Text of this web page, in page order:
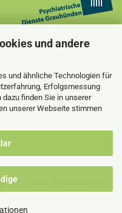
und andere
und ähnliche Technologien für
Erfolgsmessung
finden Sie in unserer
unserer Webseite stimmen
VERTRAG WIDERRUFEN